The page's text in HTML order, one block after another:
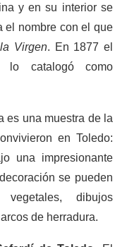
y en su interior se
el nombre con el que
Virgen. En 1877 el
lo catalogó como
es una muestra de la
en Toledo:
una impresionante
se pueden
dibujos
de herradura.